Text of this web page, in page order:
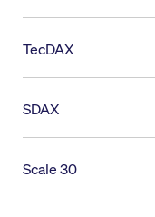
TecDAX
SDAX
Scale 30